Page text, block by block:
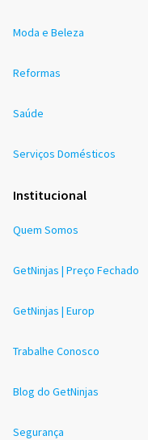
Moda e Beleza
Reformas
Saúde
Serviços Domésticos
Institucional
Quem Somos
GetNinjas | Preço Fechado
GetNinjas | Europ
Trabalhe Conosco
Blog do GetNinjas
Segurança